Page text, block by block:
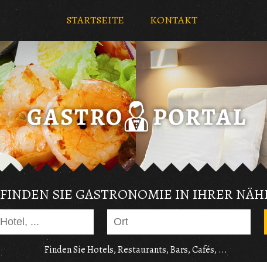
STARTSEITE KONTAKT
FINDEN SIE GASTRONOMIE IN IHRER
Finden Sie Hotels, Restaurants, Bars, Cafés, ...